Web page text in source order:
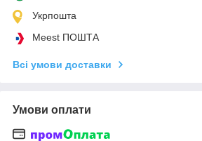
Укрпошта
Meest ПОШТА
Всі умови доставки
Умови оплати